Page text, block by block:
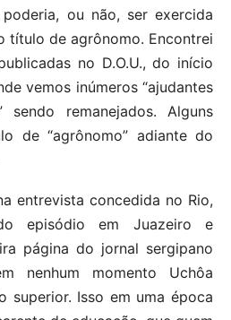
poderia, ou não, ser exercida
título de agrônomo. Encontrei
no D.O.U., do início
vemos inúmeros “ajudantes
sendo remanejados. Alguns
de “agrônomo” adiante do
entrevista concedida no Rio,
episódio em Juazeiro e
página do jornal sergipano
nenhum momento Uchôa
superior. Isso em uma época